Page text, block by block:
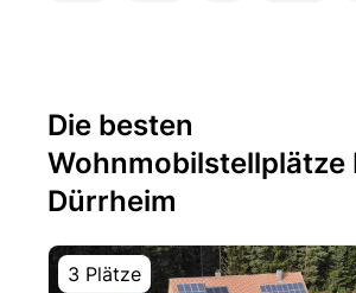
Die besten
Wohnmobilstellplätze
Dürrheim
3 Plätze